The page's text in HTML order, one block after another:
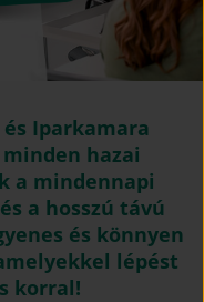
Iparkamara
hazai
a mindennapi
a hosszú távú
és könnyen
lépést
korral!